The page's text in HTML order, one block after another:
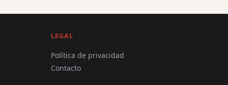
LEGAL
Política de privacidad
Contacto